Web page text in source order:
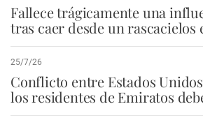
Fallece trágicamente una
tras caer desde un rascacielos
25/7/26
Conflicto entre Estados
los residentes de Emiratos